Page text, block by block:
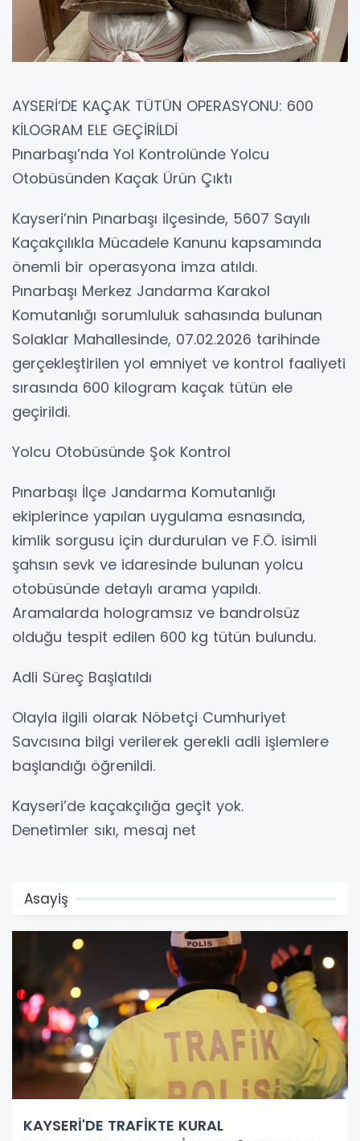
AYSERİ’DE KAÇAK TÜTÜN OPERASYONU: 600
KİLOGRAM ELE GEÇİRİLDİ
Pınarbaşı’nda Yol Kontrolünde Yolcu
Otobüsünden Kaçak Ürün Çıktı
Kayseri’nin Pınarbaşı ilçesinde, 5607 Sayılı
Kaçakçılıkla Mücadele Kanunu kapsamında
önemli bir operasyona imza atıldı.
Pınarbaşı Merkez Jandarma Karakol
Komutanlığı sorumluluk sahasında bulunan
Solaklar Mahallesinde, 07.02.2026 tarihinde
gerçekleştirilen yol emniyet ve kontrol faaliyeti
sırasında 600 kilogram kaçak tütün ele
geçirildi.
Yolcu Otobüsünde Şok Kontrol
Pınarbaşı İlçe Jandarma Komutanlığı
ekiplerince yapılan uygulama esnasında,
kimlik sorgusu için durdurulan ve F.Ö. isimli
şahsın sevk ve idaresinde bulunan yolcu
otobüsünde detaylı arama yapıldı.
Aramalarda hologramsız ve bandrolsüz
olduğu tespit edilen 600 kg tütün bulundu.
Adli Süreç Başlatıldı
Olayla ilgili olarak Nöbetçi Cumhuriyet
Savcısına bilgi verilerek gerekli adli işlemlere
başlandığı öğrenildi.
Kayseri’de kaçakçılığa geçit yok.
Denetimler sıkı, mesaj net
Asayiş
KAYSERİ'DE TRAFİKTE KURAL